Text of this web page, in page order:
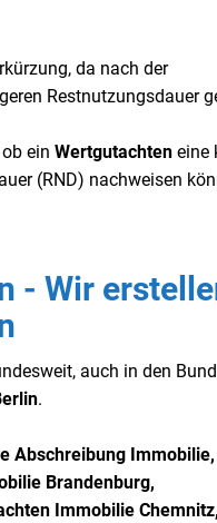
da nach der
Restnutzungsdauer
ein Wertgutachten eine
(RND) nachweisen
- Wir
auch in den
.
Abschreibung Immobilie,
Brandenburg,
Immobilie Chemnitz,